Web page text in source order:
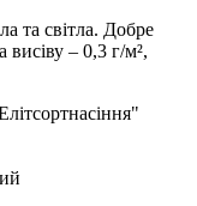
та світла. Добре
– 0,3 г/м²,